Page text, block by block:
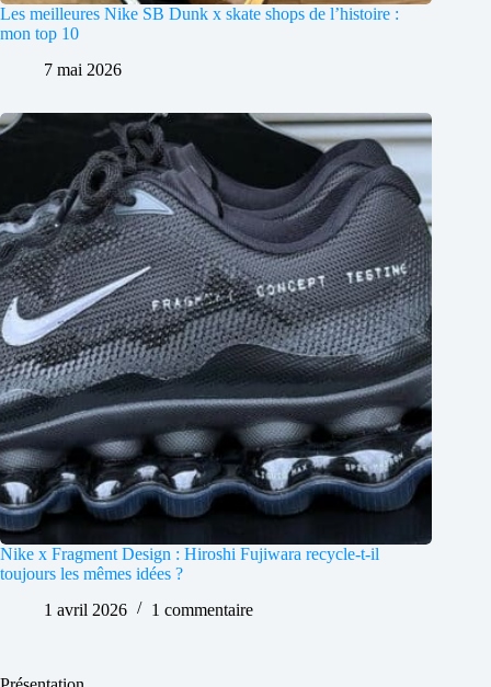
Les meilleures Nike SB Dunk x skate shops de l’histoire :
mon top 10
7 mai 2026
Nike x Fragment Design : Hiroshi Fujiwara recycle-t-il
toujours les mêmes idées ?
1 avril 2026
1 commentaire